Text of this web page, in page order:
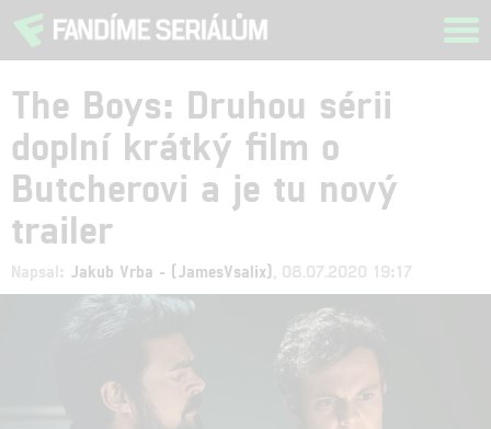
The Boys: Druhou sérii
doplní krátký film o
Butcherovi a je tu nový
trailer
Napsal: Jakub Vrba - (JamesVsalix) , 08.07.2020 19:17